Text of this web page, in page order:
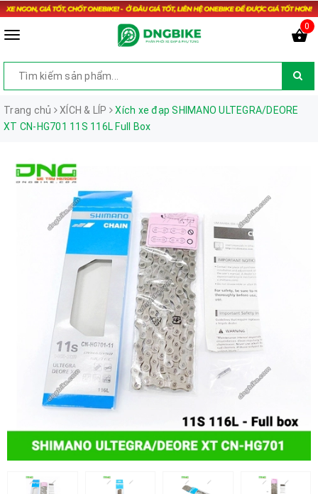
0
Trang chủ XÍCH & LÍP
Xích xe đạp SHIMANO ULTEGRA/DEORE
XT CN-HG701 11S 116L Full Box